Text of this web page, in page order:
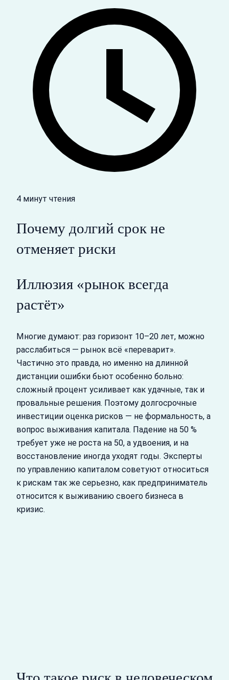
4 минут чтения
Почему долгий срок не
отменяет риски
Иллюзия «рынок всегда
растёт»
Многие думают: раз горизонт 10–20 лет, можно
расслабиться — рынок всё «переварит».
Частично это правда, но именно на длинной
дистанции ошибки бьют особенно больно:
сложный процент усиливает как удачные, так и
провальные решения. Поэтому долгосрочные
инвестиции оценка рисков — не формальность, а
вопрос выживания капитала. Падение на 50 %
требует уже не роста на 50, а удвоения, и на
восстановление иногда уходят годы. Эксперты
по управлению капиталом советуют относиться
к рискам так же серьезно, как предприниматель
относится к выживанию своего бизнеса в
кризис.